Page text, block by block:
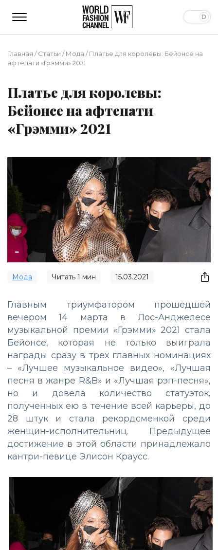
Главная /Статьи /Мода /Платье для королевы: Бейонсе на
афтепати «Грэмми» 2021
Платье для королевы:
Бейонсе на афтепати
«Грэмми» 2021
Мода Читать 1 мин 15.03.2021
Главным триумфатором прошедшей
вечером 14 марта в Лос-Анджелесе
музыкальной премии «Грэмми» 2021 стала
Бейонсе, которая не только выиграла
награды сразу в трех главных номинациях
– «Лучшее музыкальное видео», «Лучшая
песня в жанре R&B» и «Лучшая рэп-песня»,
но и довела количество статуэток,
полученных ею в течение всей карьеры, до
28 штук и стала рекордсменкой среди
женщин-исполнительниц. Предыдущее
достижение в этой области принадлежало
кантри-певице Элисон Краусс.